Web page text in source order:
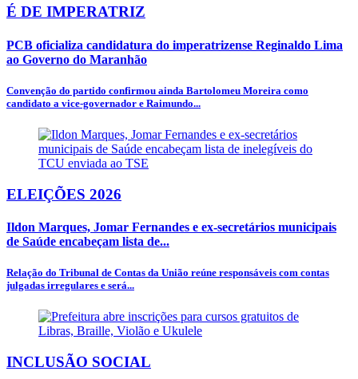
É DE IMPERATRIZ
PCB oficializa candidatura do imperatrizense Reginaldo Lima
ao Governo do Maranhão
Convenção do partido confirmou ainda Bartolomeu Moreira como
candidato a vice-governador e Raimundo...
ELEIÇÕES 2026
Ildon Marques, Jomar Fernandes e ex-secretários municipais
de Saúde encabeçam lista de...
Relação do Tribunal de Contas da União reúne responsáveis com contas
julgadas irregulares e será...
INCLUSÃO SOCIAL